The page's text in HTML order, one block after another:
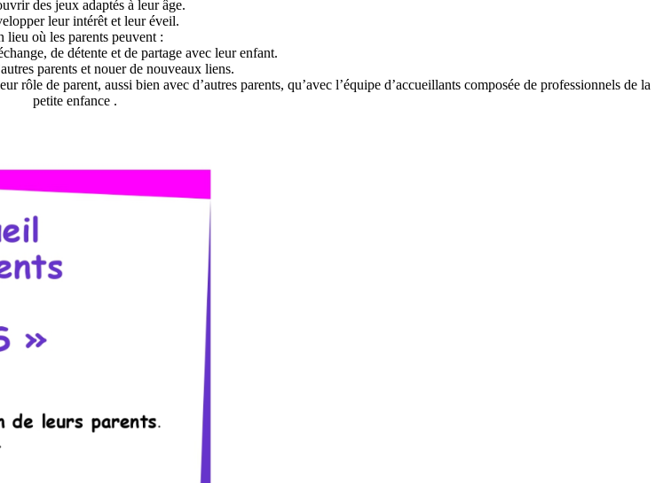
des jeux adaptés à leur âge.
leur intérêt et leur éveil.
lieu où les parents peuvent :
de détente et de partage avec leur enfant.
parents et nouer de nouveaux liens.
rôle de parent, aussi bien avec d’autres parents, qu’avec l’équipe d’accueillants composée de professionnels de la
petite enfance .